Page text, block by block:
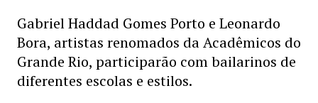
Gabriel Haddad Gomes Porto e Leonardo
Bora, artistas renomados da Acadêmicos do
Grande Rio, participarão com bailarinos de
diferentes escolas e estilos.